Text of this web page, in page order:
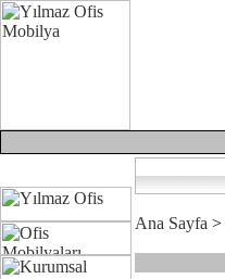
Ana Sayfa >